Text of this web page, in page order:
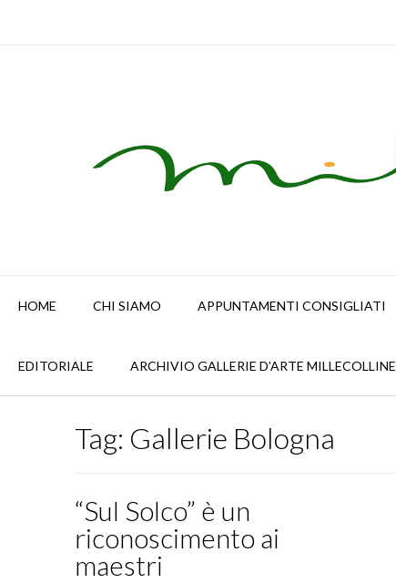
HOME CHI SIAMO APPUNTAMENTI CONSIGLIATI
EDITORIALE ARCHIVIO GALLERIE D’ARTE MILLECOLLINE
Tag: Gallerie Bologna
“Sul Solco” è un
riconoscimento ai
maestri